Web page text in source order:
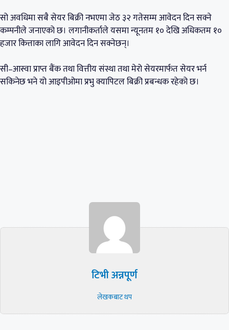
सो अवधिमा सबै सेयर बिक्री नभएमा जेठ ३२ गतेसम्म आवेदन दिन सक्ने
कम्पनीले जनाएको छ। लगानीकर्ताले यसमा न्यूनतम १० देखि अधिकतम १०
हजार कित्ताका लागि आवेदन दिन सक्नेछन्।
सी–आस्वा प्राप्त बैंक तथा वित्तीय संस्था तथा मेरो सेयरमार्फत सेयर भर्न
सकिनेछ भने यो आइपीओमा प्रभु क्यापिटल बिक्री प्रबन्धक रहेको छ।
टिभी अन्नपूर्ण
लेखकबाट थप